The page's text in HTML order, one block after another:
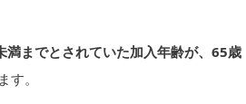
満までとされていた加入年齢が、65歳
。